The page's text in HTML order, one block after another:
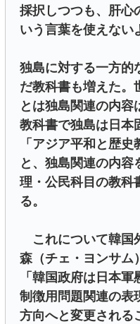
採択しつつも、肝心
いう言葉を使えない
独島に対する一方的
だ教科書も増えた。
とは独島関連の内容
教科書で独島は日本
「アジア平和と歴
と、独島関連の内容
理・公民科目の教科
る。
これについて韓国
森（チェ・ヨンサム
「韓国政府は日本
制徴用問題関連の表
方向へと変更される